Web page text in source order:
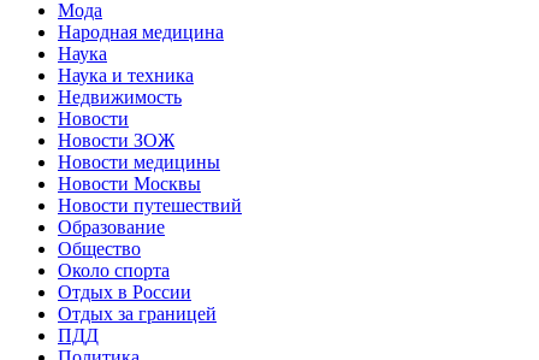
Мода
Народная медицина
Наука
Наука и техника
Недвижимость
Новости
Новости ЗОЖ
Новости медицины
Новости Москвы
Новости путешествий
Образование
Общество
Около спорта
Отдых в России
Отдых за границей
ПДД